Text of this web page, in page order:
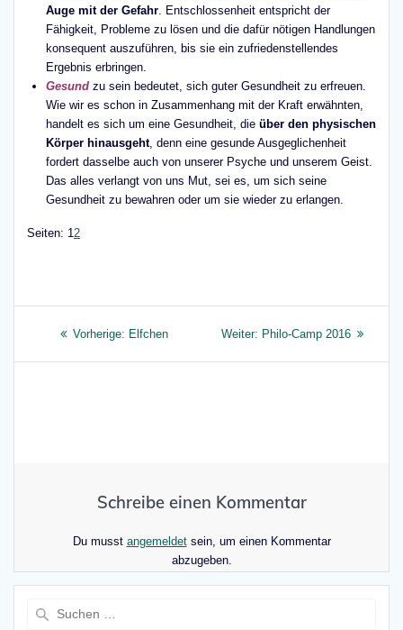
Auge mit der Gefahr. Entschlossenheit entspricht der
Fähigkeit, Probleme zu lösen und die dafür nötigen Handlungen
konsequent auszuführen, bis sie ein zufriedenstellendes
Ergebnis erbringen.
Gesund zu sein bedeutet, sich guter Gesundheit zu erfreuen.
Wie wir es schon in Zusammenhang mit der Kraft erwähnten,
handelt es sich um eine Gesundheit, die über den physischen
Körper hinausgeht, denn eine gesunde Ausgeglichenheit
fordert dasselbe auch von unserer Psyche und unserem Geist.
Das alles verlangt von uns Mut, sei es, um sich seine
Gesundheit zu bewahren oder um sie wieder zu erlangen.
Seiten: Seite
1,
Seite
2
Beitragsnavigation
Vorherige: Vorheriger
Elfchen Weiter: Nächster
Philo-Camp 2016
Schreibe einen Kommentar
Du musst angemeldetsein, um einen Kommentar
abzugeben.